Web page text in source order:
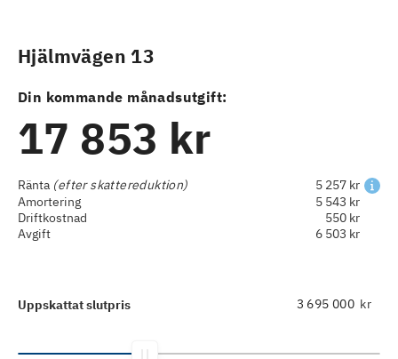
Hjälmvägen 13
Din kommande månadsutgift:
17 853 kr
Ränta (efter skattereduktion)
5 257 kr
Amortering
5 543 kr
Driftkostnad
550 kr
Avgift
6 503 kr
Uppskattat slutpris kr